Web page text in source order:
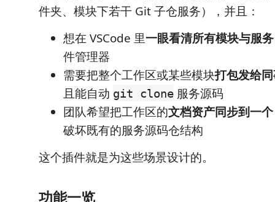
件夹、模块下若干 Git 子仓服务），并且：
想在 VSCode 里一眼看清所有模块与服务
件管理器
需要把整个工作区或某些模块打包发给
且能自动 git clone 服务源码
团队希望把工作区的文档资产同步到一
破坏既有的服务源码仓结构
这个插件就是为这些场景设计的。
功能一览